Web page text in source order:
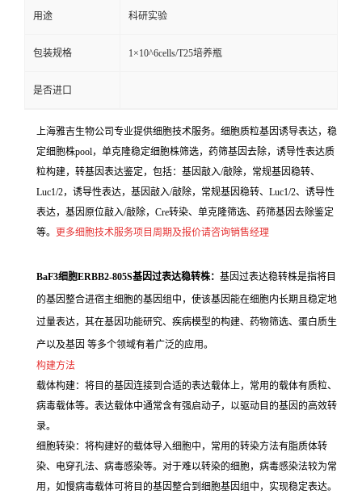
用途 科研实验
包装规格 1×10^6cells/T25培养瓶
是否进口
上海雅吉生物公司专业提供细胞技术服务。细胞质粒基因诱导表达，稳
定细胞株pool，单克隆稳定细胞株筛选，药筛基因去除，诱导性表达质
粒构建，转基因表达鉴定，包括：基因敲入/敲除，常规基因稳转、
Luc1/2，诱导性表达，基因敲入/敲除，常规基因稳转、Luc1/2、诱导性
表达，基因原位敲入/敲除，Cre转染、单克隆筛选、药筛基因去除鉴定
等。 更多细胞技术服务项目周期及报价请咨询销售经理
BaF3细胞ERBB2-805S基因过表达稳转株： 基因过表达稳转株是指将目
的基因整合进宿主细胞的基因组中，使该基因能在细胞内长期且稳定地
过量表达，其在基因功能研究、疾病模型的构建、药物筛选、蛋白质生
产以及基因 等多个领域有着广泛的应用。
构建方法
载体构建：将目的基因连接到合适的表达载体上，常用的载体有质粒、
病毒载体等。表达载体中通常含有强启动子，以驱动目的基因的高效转
录。
细胞转染：将构建好的载体导入细胞中，常用的转染方法有脂质体转
染、电穿孔法、病毒感染等。对于难以转染的细胞，病毒感染法较为常
用，如慢病毒载体可将目的基因整合到细胞基因组中，实现稳定表达。